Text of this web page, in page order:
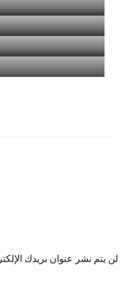
لن يتم نشر عنوان بريدك